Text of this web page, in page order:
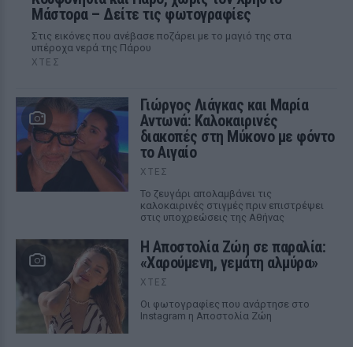
Μάστορα – Δείτε τις φωτογραφίες
Στις εικόνες που ανέβασε ποζάρει με το μαγιό της στα
υπέροχα νερά της Πάρου
ΧΤΕΣ
Γιώργος Λιάγκας και Μαρία
Αντωνά: Καλοκαιρινές
διακοπές στη Μύκονο με φόντο
το Αιγαίο
ΧΤΕΣ
Το ζευγάρι απολαμβάνει τις
καλοκαιρινές στιγμές πριν επιστρέψει
στις υποχρεώσεις της Αθήνας
Η Αποστολία Ζώη σε παραλία:
«Χαρούμενη, γεμάτη αλμύρα»
ΧΤΕΣ
Οι φωτογραφίες που ανάρτησε στο
Instagram η Αποστολία Ζώη